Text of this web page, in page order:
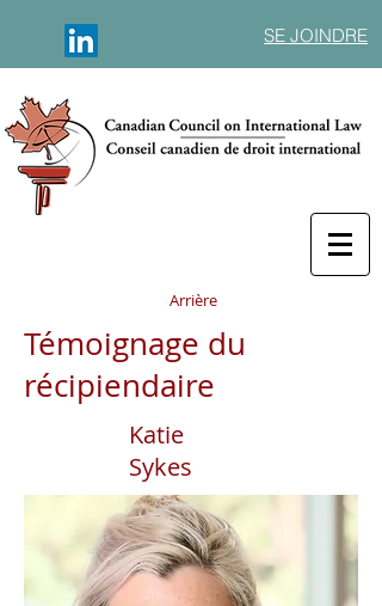
SE JOINDRE
Arrière
Témoignage du
récipiendaire
Katie
Sykes